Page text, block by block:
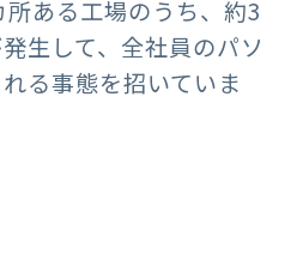
ある工場のうち、約3
生して、全社員のパソ
る事態を招いていま